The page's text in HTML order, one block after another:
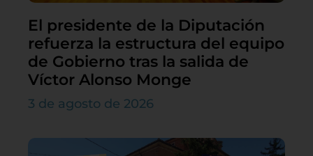
El presidente de la Diputación
refuerza la estructura del equipo
de Gobierno tras la salida de
Víctor Alonso Monge
3 de agosto de 2026